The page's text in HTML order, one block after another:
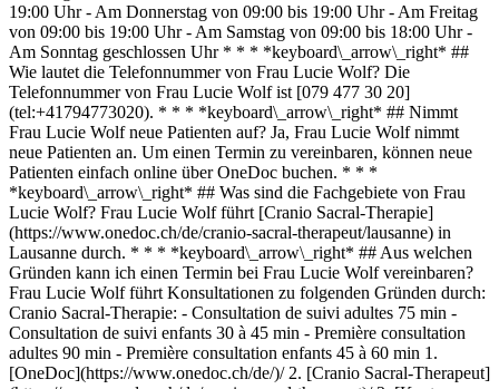
19:00 Uhr - Am Donnerstag von 09:00 bis 19:00 Uhr - Am Freitag
von 09:00 bis 19:00 Uhr - Am Samstag von 09:00 bis 18:00 Uhr -
Am Sonntag geschlossen Uhr * * * *keyboard\_arrow\_right* ##
Wie lautet die Telefonnummer von Frau Lucie Wolf? Die
Telefonnummer von Frau Lucie Wolf ist [079 477 30 20]
(tel:+41794773020). * * * *keyboard\_arrow\_right* ## Nimmt
Frau Lucie Wolf neue Patienten auf? Ja, Frau Lucie Wolf nimmt
neue Patienten an. Um einen Termin zu vereinbaren, können neue
Patienten einfach online über OneDoc buchen. * * *
*keyboard\_arrow\_right* ## Was sind die Fachgebiete von Frau
Lucie Wolf? Frau Lucie Wolf führt [Cranio Sacral-Therapie]
(https://www.onedoc.ch/de/cranio-sacral-therapeut/lausanne) in
Lausanne durch. * * * *keyboard\_arrow\_right* ## Aus welchen
Gründen kann ich einen Termin bei Frau Lucie Wolf vereinbaren?
Frau Lucie Wolf führt Konsultationen zu folgenden Gründen durch:
Cranio Sacral-Therapie: - Consultation de suivi adultes 75 min -
Consultation de suivi enfants 30 à 45 min - Première consultation
adultes 90 min - Première consultation enfants 45 à 60 min 1. [OneDoc](https://www.onedoc.ch/de/)/ 2. [Cranio Sacral-Therapeut](https://www.onedoc.ch/de/cranio-sacral-therapeut)/ 3. [Kanton Waadt](https://www.onedoc.ch/de/cranio-sacral-therapeut/kanton-waadt)/ 4. [Lausanne](https://www.onedoc.ch/de/cranio-sacral-therapeut/lausanne)/ 5. Frau Lucie Wolf ### Termin buchen bei Frau Lucie Wolf Füllen Sie die folgenden Felder aus 1 Ihr Patient:innenstatus Ich bin Neupatient:in bei Frau Wolf Ich bin bereits als Patient:in erfasst bei Frau Wolf * * * *touch\_app* Wählen Sie einen Termin *chevron\_left* Fr. 07 Aug. *chevron\_right* Mehr Termine anzeigen Zeitfenster Termin buchen ### Laden Sie die OneDoc-App herunter Buchen Sie online einen Termin bei einem Arzt, Zahnarzt oder Therapeuten in Ihrer Nähe in der Schweiz. Mit der OneDoc-App können Sie alle Ihre medizinischen Termine von Ihrem Handy aus verwalten, jederzeit und überall. ![QR-Code, der zum Apple App Store oder Google Play leitet, um die OneDoc Patienten-App zu laden](https://www.onedoc.ch/assets/images/download-app-qr.jpeg) Scannen Sie den QR-Code, um die App herunterzuladen [![Laden Sie unsere App im App Store herunter!](https://www.onedoc.ch/assets/images/app-store-badge-de.svg)](https://apps.apple.com/ch/app/onedoc/id1592376413?l=fr)[![Laden Sie unsere App im Google Play Store herunter!](https://www.onedoc.ch/assets/images/google-play-badge-de.png)](https://play.google.com/store/apps/details?id=ch.onedoc.patient&hl=fr-CH) *keyboard\_arrow\_right* ## Verwandte Fachgebiete [Cranio Sacral-Therapeut in Lausanne](https://www.onedoc.ch/de/cranio-sacral-therapeut/lausanne)[Cranio Sacral-Therapeut in Gland](https://www.onedoc.ch/de/cranio-sacral-therapeut/gland)[Cranio Sacral-Therapeut in Pully](https://www.onedoc.ch/de/cranio-sacral-therapeut/pully)[Cranio Sacral-Therapeut in Echallens](https://www.onedoc.ch/de/cranio-sacral-therapeut/echallens)[Cranio Sacral-Therapeut in Vésenaz](https://www.onedoc.ch/de/cranio-sacral-therapeut/vesenaz)[Cranio Sacral-Therapeut in Assens](https://www.onedoc.ch/de/cranio-sacral-therapeut/assens)[Cranio Sacral-Therapeut in Baulmes](https://www.onedoc.ch/de/cranio-sacral-therapeut/baulmes)[Cranio Sacral-Therapeut in Blonay - Saint-Légier](https://www.onedoc.ch/de/cranio-sacral-therapeut/blonay-saint-legier)[Cranio Sacral-Therapeut in Cheseaux-sur-Lausanne](https://www.onedoc.ch/de/cranio-sacral-therapeut/cheseaux-sur-lausanne)[Cranio Sacral-Therapeut in Forel VD](https://www.onedoc.ch/de/cranio-sacral-therapeut/forel?state=VD)[Cranio Sacral-Therapeut in Lutry](https://www.onedoc.ch/de/cranio-sacral-therapeut/lutry)[Cranio Sacral-Therapeut in Morges](https://www.onedoc.ch/de/cranio-sacral-therapeut/morges)[Cranio Sacral-Therapeut in Noville](https://www.onedoc.ch/de/cranio-sacral-therapeut/noville)[Cranio Sacral-Therapeut in Nyon](https://www.onedoc.ch/de/cranio-sacral-therapeut/nyon)[Cranio Sacral-Therapeut in Paudex](https://www.onedoc.ch/de/cranio-sacral-therapeut/paudex)[Cranio Sacral-Therapeut in Vevey](https://www.onedoc.ch/de/cranio-sacral-therapeut/vevey)[Cranio Sacral-Therapeut in Domdidier](https://www.onedoc.ch/de/cranio-sacral-therapeut/domdidier)[Cranio Sacral-Therapeut in Monthey](https://www.onedoc.ch/de/cranio-sacral-therapeut/monthey)[Cranio Sacral-Therapeut in Chêne-Bourg](https://www.onedoc.ch/de/cranio-sacral-therapeut/chene-bourg)[Cranio Sacral-Therapeut in Le Grand-Saconnex](https://www.onedoc.ch/de/cranio-sacral-therapeut/le-grand-saconnex)[Cranio Sacral-Therapeut in Versoix](https://www.onedoc.ch/de/cranio-sacral-therapeut/versoix) *keyboard\_arrow\_right* ## Beliebte Suchbegriffe [Physiotherapeut in Lausanne](https://www.onedoc.ch/de/physiotherapeut/lausanne)[Psychologe in Lausanne](https://www.onedoc.ch/de/psychologe/lausanne)[Masseur (klassische Massage) in Lausanne](https://www.onedoc.ch/de/masseur-klassische-massage/lausanne)[Osteopath in Lausanne](https://www.onedoc.ch/de/osteopath/lausanne)[Hausarzt (Allgemeinmedizin) in Lausanne](https://www.onedoc.ch/de/hausarzt-allgemeinmedizin/lausanne)[Manuelle Lymphdrainage Therapeut in Lausanne](https://www.onedoc.ch/de/manuelle-lymphdrainage-therapeut/lausanne)[Reflexologietherapeut in Lausanne](https://www.onedoc.ch/de/reflexologietherapeut/lausanne)[Zahnarzt in Lausanne](https://www.onedoc.ch/de/zahnarzt/lausanne)[Augenarzt in Lausanne](https://www.onedoc.ch/de/augenarzt/lausanne)[Akupunkteur in Lausanne](https://www.onedoc.ch/de/akupunkteur/lausanne)[Masseur (therapeutische Massage) in Lausanne](https://www.onedoc.ch/de/masseur-therapeutische-massage/lausanne)[Hypnotherapeut (Hypnose) in Lausanne](https://www.onedoc.ch/de/hypnotherapeut-hypnose/lausanne)[WAM Ernährungstherapeut in Lausanne](https://www.onedoc.ch/de/wam-ernahrungstherapeut/lausanne)[Gynäkologe (Frauenarzt und Geburtshelfer) in Lausanne](https://www.onedoc.ch/de/gynakologe-frauenarzt-und-geburtshelfer/lausanne)[Sportphysiotherapeut in Lausanne](https://www.onedoc.ch/de/sportphysiotherapeut/lausanne)[WAM/TEN Naturheilpraktiker in Lausanne](https://www.onedoc.ch/de/wam-ten-naturheilpraktiker/lausanne)[Masseur (klassische Massage) in Nyon](https://www.onedoc.ch/de/masseur-klassische-massage/nyon)[Osteopath in Vevey](https://www.onedoc.ch/de/osteopath/vevey)[Psychotherapeut in Lausanne](https://www.onedoc.ch/de/psychotherapeut/lausanne)[Psychologe in Nyon](https://www.onedoc.ch/de/psychologe/nyon)[Dentalhygieniker in Lausanne](https://www.onedoc.ch/de/dentalhygieniker/lausanne) *keyboard\_arrow\_right* ## Finden Sie einen Arzt oder Therapeuten [Ärzte- und Therapeutenverzeichnis](https://www.onedoc.ch/de/verzeichnis) [A](https://www.onedoc.ch/de/verzeichnis/A) [B](https://www.onedoc.ch/de/verzeichnis/B) [C](https://www.onedoc.ch/de/verzeichnis/C) [D](https://www.onedoc.ch/de/verzeichnis/D) [E](https://www.onedoc.ch/de/verzeichnis/E) [F](https://www.onedoc.ch/de/verzeichnis/F) [G](https://www.onedoc.ch/de/verzeichnis/G) [H](https://www.onedoc.ch/de/verzeichnis/H) [I](https://www.onedoc.ch/de/verzeichnis/I) [J](https://www.onedoc.ch/de/verzeichnis/J) [K](https://www.onedoc.ch/de/verzeichnis/K) [L](https://www.onedoc.ch/de/verzeichnis/L) [M](https://www.onedoc.ch/de/verzeichnis/M) [N](https://www.onedoc.ch/de/verzeichnis/N) [O](https://www.onedoc.ch/de/verzeichnis/O) [P](https://www.onedoc.ch/de/verzeichnis/P) [Q](https://www.onedoc.ch/de/verzeichnis/Q) [R](https://www.onedoc.ch/de/verzeichnis/R) [S](https://www.onedoc.ch/de/verzeichnis/S) [T](https://www.onedoc.ch/de/verzeichnis/T) [U](https://www.onedoc.ch/de/verzeichnis/U) [V](https://www.onedoc.ch/de/verzeichnis/V) [W](https://www.onedoc.ch/de/verzeichnis/W) [X](https://www.onedoc.ch/de/verzeichnis/X) [Y](https://www.onedoc.ch/de/verzeichnis/Y) [Z](https://www.onedoc.ch/de/verzeichnis/Z) ## OneDoc [Ich bin Gesundheitsfachperson](https://info.onedoc.ch/de/) [Über uns](https://info.onedoc.ch/de/unsere-mission/) [Presse](https://info.onedoc.ch/de/media/) [Karriere](https://career.onedoc.ch/de) [Datenschutzzentrum](https://privacy.onedoc.ch/de/) [Verwaltung der Cookies](javascript:Didomi.preferences.show%28%29) [Hilfezentrum](https://help.onedoc.ch/de/) ## Sprachen [Deutsch](https://www.onedoc.ch/de/cranio-sacral-therapeutin/lausanne/pcnh8/lucie-wolf) [Français](https://www.onedoc.ch/fr/therapeute-craniosacrale/lausanne/pcnh8/lucie-wolf) [Italiano](https://www.onedoc.ch/it/terapista-craniosacrale/losanna/pcnh8/lucie-wolf) [English](https://www.onedoc.ch/en/craniosacral-therapist/lausanne/pcnh8/lucie-wolf) ## Verwandte Fachgebiete [Cranio-Sacral-Therapie in Lausanne](https://www.onedoc.ch/de/cranio-sacral-therapeut/lausanne) [Cranio-Sacral-Therapie in Gland](https://www.onedoc.ch/de/cranio-sacral-therapeut/gland) [Cranio-Sacral-Therapie in Pully](https://www.onedoc.ch/de/cranio-sacral-therapeut/pully) [Cranio-Sacral-Therapie in Echallens](https://www.onedoc.ch/de/cranio-sacral-therapeut/echallens) [Cranio-Sacral-Therapie in Vésenaz](https://www.onedoc.ch/de/cranio-sacral-therapeut/vesenaz) [Cranio-Sacral-Therapie in Assens](https://www.onedoc.ch/de/cranio-sacral-therapeut/assens) [Cranio-Sacral-Therapie in Baulmes](https://www.onedoc.ch/de/cranio-sacral-therapeut/baulmes) [Cranio-Sacral-Therapie in Blonay - Saint-Légier](https://www.onedoc.ch/de/cranio-sacral-therapeut/blonay-saint-legier) [Cranio-Sacral-Therapie in Cheseaux-sur-Lausanne](https://www.onedoc.ch/de/cranio-sacral-therapeut/cheseaux-sur-lausanne) [Cranio-Sacral-Therapie in Forel VD](https://www.onedoc.ch/de/cranio-sacral-therapeut/forel?state=VD) [Cranio-Sacral-Therapie in Lutry](https://www.onedoc.ch/de/cranio-sacral-therapeut/lutry) [Cranio-Sacral-Therapie in Morges](https://www.onedoc.ch/de/cranio-sacral-therapeut/morges) [Cranio-Sacral-Therapie in Noville](https://www.onedoc.ch/de/cranio-sacral-therapeut/noville) [Cranio-Sacral-Therapie in Nyon](https://www.onedoc.ch/de/cranio-sacral-therapeut/nyon) [Cranio-Sacral-Therapie in Paudex](https://www.onedoc.ch/de/cranio-sacral-therapeut/paudex) [Cranio-Sacral-Therapie in Vevey](https://www.onedoc.ch/de/cranio-sacral-therapeut/vevey) [Cranio-Sacral-Therapie in Domdidier](https://www.onedoc.ch/de/cranio-sacral-therapeut/domdidier) [Cranio-Sacral-Therapie in Monthey](https://www.onedoc.ch/de/cranio-sacral-therapeut/monthey) [Cranio-Sacral-Therapie in Chêne-Bourg](https://www.onedoc.ch/de/cranio-sacral-therapeut/chene-bourg) [Cranio-Sacral-Therapie in Le Grand-Saconnex](https://www.onedoc.ch/de/cranio-sacral-therapeut/le-grand-saconnex) [Cranio-Sacral-Therapie in Versoix](https://www.onedoc.ch/de/cranio-sacral-therapeut/versoix) ## Beliebte Suchbegriffe [Physiotherapie in Lausanne](https://www.onedoc.ch/de/physiotherapeut/lausanne) [Psychologe in Lausanne](https://www.onedoc.ch/de/psychologe/lausanne) [Masseur (klassische Massage) in Lausanne](https://www.onedoc.ch/de/masseur-klassische-massage/lausanne) [Osteopathie in Lausanne](https://www.onedoc.ch/de/osteopath/lausanne) [Hausarzt (Allgemeinmedizin) in